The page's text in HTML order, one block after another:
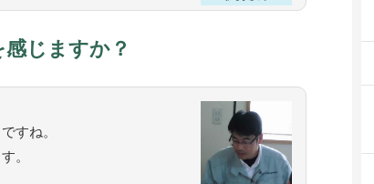
じますか？
すね。
。